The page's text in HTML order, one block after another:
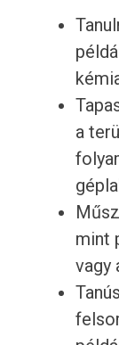
a
mint
vagy